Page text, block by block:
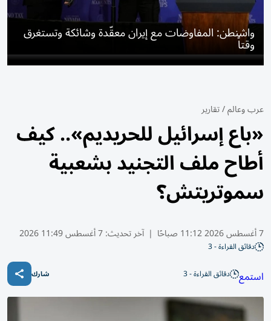
واشنطن: المفاوضات مع إيران معقّدة وشائكة وتستغرق
وقتاً
عرب وعالم/تقارير
«باع إسرائيل للحريديم».. كيف
أطاح ملف التجنيد بشعبية
سموتريتش؟
7 أغسطس 2026 11:12 صباحًا | آخر تحديث:7 أغسطس 11:49 2026
دقائق القراءة - 3
استمع دقائق القراءة - 3 شارك